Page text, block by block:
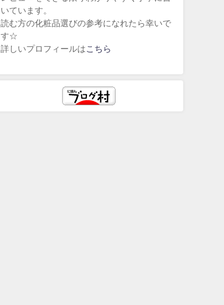
いています。
読む方の化粧品選びの参考になれたら幸いで
す☆
詳しいプロフィールは こちら